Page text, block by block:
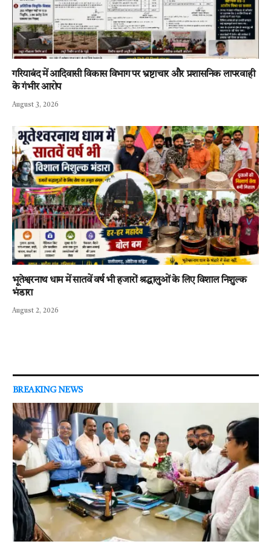
गरियाबंद में आदिवासी विकास विभाग पर भ्रष्टाचार और प्रशासनिक लापरवाही
के गंभीर आरोप
August 3, 2026
भूतेश्वरनाथ धाम में सातवें वर्ष भी हजारों श्रद्धालुओं के लिए विशाल निशुल्क
भंडारा
August 2, 2026
BREAKING NEWS